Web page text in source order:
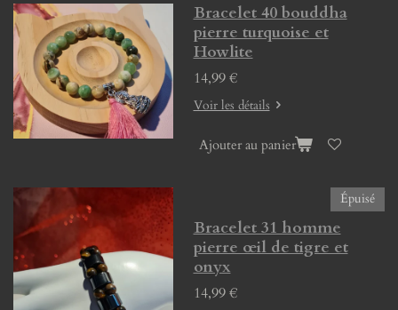
Bracelet 40 bouddha
pierre turquoise et
Howlite
14,99 €
Voir les détails
Ajouter au panier
Épuisé
Bracelet 31 homme
pierre œil de tigre et
onyx
14,99 €